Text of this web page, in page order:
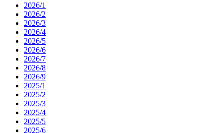
2026/1
2026/2
2026/3
2026/4
2026/5
2026/6
2026/7
2026/8
2026/9
2025/1
2025/2
2025/3
2025/4
2025/5
2025/6